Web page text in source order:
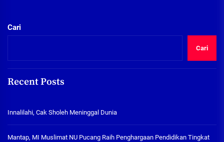
Cari
Cari
Recent Posts
Innalilahi, Cak Sholeh Meninggal Dunia
Mantap, MI Muslimat NU Pucang Raih Penghargaan Pendidikan Tingkat